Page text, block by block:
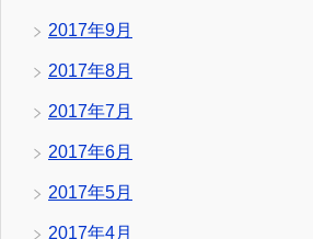
2017年9月
2017年8月
2017年7月
2017年6月
2017年5月
2017年4月